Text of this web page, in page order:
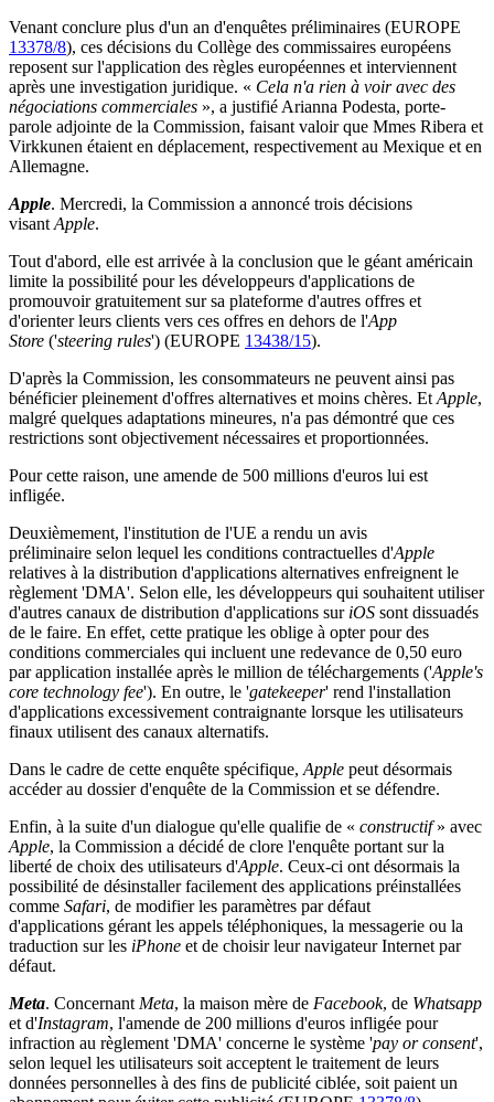
Venant conclure plus d'un an d'enquêtes préliminaires (EUROPE
13378/8), ces décisions du Collège des commissaires européens
reposent sur l'application des règles européennes et interviennent
après une investigation juridique. « Cela n'a rien à voir avec des
négociations commerciales », a justifié Arianna Podesta, porte-
parole adjointe de la Commission, faisant valoir que Mmes Ribera et
Virkkunen étaient en déplacement, respectivement au Mexique et en
Allemagne.
Apple. Mercredi, la Commission a annoncé trois décisions
visant Apple.
Tout d'abord, elle est arrivée à la conclusion que le géant américain
limite la possibilité pour les développeurs d'applications de
promouvoir gratuitement sur sa plateforme d'autres offres et
d'orienter leurs clients vers ces offres en dehors de l'App
Store ('steering rules') (EUROPE 13438/15).
D'après la Commission, les consommateurs ne peuvent ainsi pas
bénéficier pleinement d'offres alternatives et moins chères. Et Apple,
malgré quelques adaptations mineures, n'a pas démontré que ces
restrictions sont objectivement nécessaires et proportionnées.
Pour cette raison, une amende de 500 millions d'euros lui est
infligée.
Deuxièmement, l'institution de l'UE a rendu un avis
préliminaire selon lequel les conditions contractuelles d'Apple
relatives à la distribution d'applications alternatives enfreignent le
règlement 'DMA'. Selon elle, les développeurs qui souhaitent utiliser
d'autres canaux de distribution d'applications sur iOS sont dissuadés
de le faire. En effet, cette pratique les oblige à opter pour des
conditions commerciales qui incluent une redevance de 0,50 euro
par application installée après le million de téléchargements ('Apple's
core technology fee'). En outre, le 'gatekeeper' rend l'installation
d'applications excessivement contraignante lorsque les utilisateurs
finaux utilisent des canaux alternatifs.
Dans le cadre de cette enquête spécifique, Apple peut désormais
accéder au dossier d'enquête de la Commission et se défendre.
Enfin, à la suite d'un dialogue qu'elle qualifie de « constructif» avec
Apple, la Commission a décidé de clore l'enquête portant sur la
liberté de choix des utilisateurs d'Apple. Ceux-ci ont désormais la
possibilité de désinstaller facilement des applications préinstallées
comme Safari, de modifier les paramètres par défaut
d'applications gérant les appels téléphoniques, la messagerie ou la
traduction sur les iPhone et de choisir leur navigateur Internet par
défaut.
Meta. Concernant Meta, la maison mère de Facebook, de Whatsapp
et d'Instagram, l'amende de 200 millions d'euros infligée pour
infraction au règlement 'DMA' concerne le système 'pay or consent',
selon lequel les utilisateurs soit acceptent le traitement de leurs
données personnelles à des fins de publicité ciblée, soit paient un